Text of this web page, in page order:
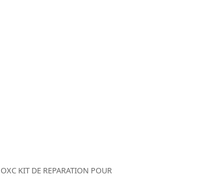
OXC KIT DE REPARATION POUR